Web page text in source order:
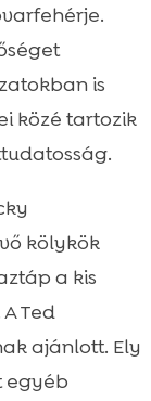
is
közé tartozik
kölykök
a kis
Ted
ajánlott. Ely
egyéb